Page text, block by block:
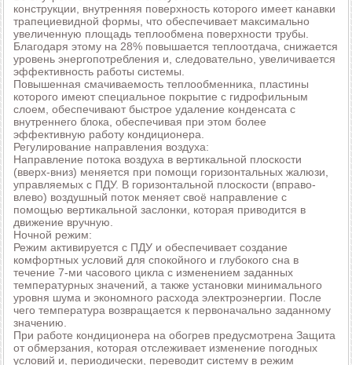
конструкции, внутренняя поверхность которого имеет канавки
трапециевидной формы, что обеспечивает максимально
увеличенную площадь теплообмена поверхности трубы.
Благодаря этому на 28% повышается теплоотдача, снижается
уровень энергопотребления и, следовательно, увеличивается
эффективность работы системы.
Повышенная смачиваемость теплообменника, пластины
которого имеют специальное покрытие с гидрофильным
слоем, обеспечивают быстрое удаление конденсата с
внутреннего блока, обеспечивая при этом более
эффективную работу кондиционера.
Регулирование направления воздуха:
Направление потока воздуха в вертикальной плоскости
(вверх-вниз) меняется при помощи горизонтальных жалюзи,
управляемых с ПДУ. В горизонтальной плоскости (вправо-
влево) воздушный поток меняет своё направление с
помощью вертикальной заслонки, которая приводится в
движение вручную.
Ночной режим:
Режим активируется с ПДУ и обеспечивает создание
комфортных условий для спокойного и глубокого сна в
течение 7-ми часового цикла с изменением заданных
температурных значений, а также установки минимального
уровня шума и экономного расхода электроэнергии. После
чего температура возвращается к первоначально заданному
значению.
При работе кондиционера на обогрев предусмотрена Защита
от обмерзания, которая отслеживает изменение погодных
условий и, периодически, переводит систему в режим